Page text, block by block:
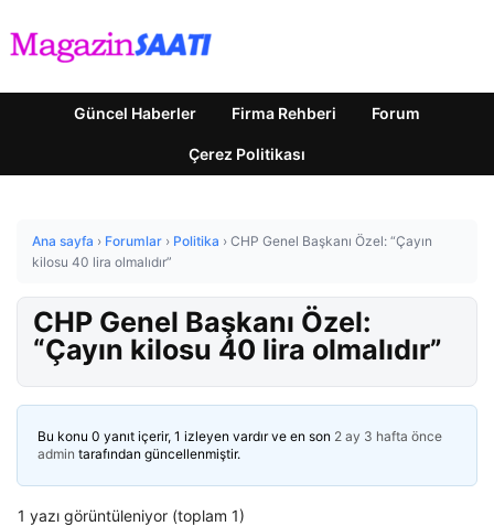
Güncel Haberler Firma Rehberi Forum
Çerez Politikası
Ana sayfa › Forumlar › Politika › CHP Genel Başkanı Özel: “Çayın
kilosu 40 lira olmalıdır”
CHP Genel Başkanı Özel:
“Çayın kilosu 40 lira olmalıdır”
Bu konu 0 yanıt içerir, 1 izleyen vardır ve en son 2 ay 3 hafta önce
admin tarafından güncellenmiştir.
1 yazı görüntüleniyor (toplam 1)